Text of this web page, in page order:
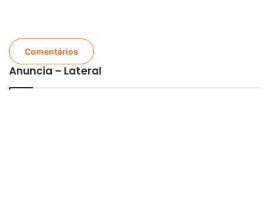
Comentários
Anuncia – Lateral